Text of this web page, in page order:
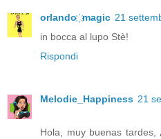
orlando ҉ magic 21
in bocca al lupo Stè!
Rispondi
Melodie_Happiness 21
Hola, muy buenas